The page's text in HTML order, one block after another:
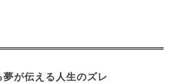
が伝える人生のズレ